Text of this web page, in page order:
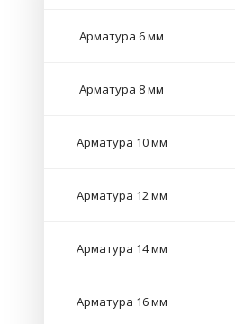
Арматура 6 мм
Арматура 8 мм
Арматура 10 мм
Арматура 12 мм
Арматура 14 мм
Арматура 16 мм